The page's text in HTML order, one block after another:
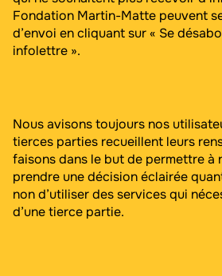
Fondation Martin-Matte peuvent
d’envoi en cliquant sur « Se
infolettre ».
Nous avisons toujours nos
tierces parties recueillent leurs
faisons dans le but de permettre à
prendre une décision éclairée
non d’utiliser des services qui
d’une tierce partie.